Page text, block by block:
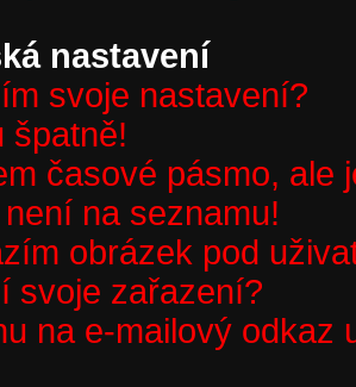
nastavení
svoje nastavení?
špatně!
časové pásmo, ale
na seznamu!
obrázek pod
svoje zařazení?
na e-mailový odkaz